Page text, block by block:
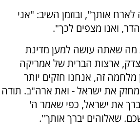
לארח אותך", ובוזמן השיב: "אני
ואנו מצפים לכך".
מה שאתה עושה למען מדינת
ארצות הברית של אמריקה
מלחמה זה, אנחנו חזקים יותר
מחזק את ישראל - ואת ארה"ב. תודה
את ישראל, כפי שאמר ה'
שאלוהים יברך אותך".